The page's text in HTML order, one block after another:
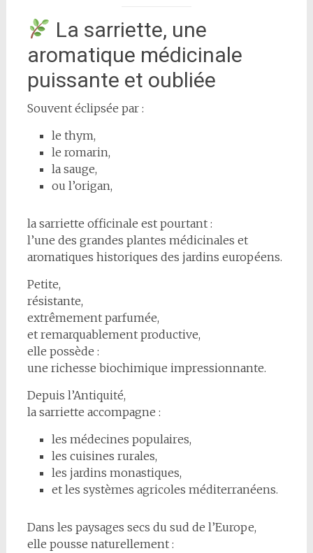
La sarriette, une
aromatique médicinale
puissante et oubliée
Souvent éclipsée par :
le thym,
le romarin,
la sauge,
ou l’origan,
la sarriette officinale est pourtant :
l’une des grandes plantes médicinales et
aromatiques historiques des jardins européens.
Petite,
résistante,
extrêmement parfumée,
et remarquablement productive,
elle possède :
une richesse biochimique impressionnante.
Depuis l’Antiquité,
la sarriette accompagne :
les médecines populaires,
les cuisines rurales,
les jardins monastiques,
et les systèmes agricoles méditerranéens.
Dans les paysages secs du sud de l’Europe,
elle pousse naturellement :